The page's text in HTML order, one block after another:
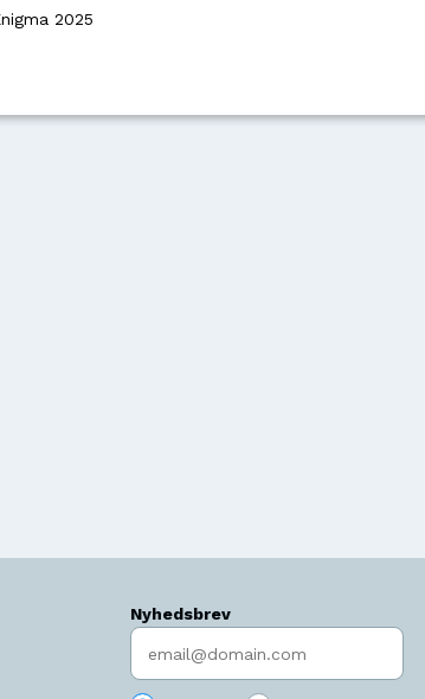
2025
Nyhedsbrev
Indtast søgeord